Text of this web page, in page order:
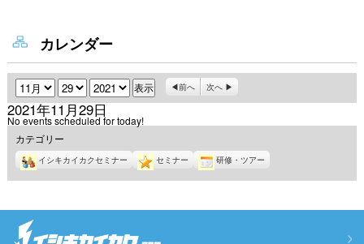
カレンダー
月 日 年 前へ 次へ
2021年11月29日
No events scheduled for today!
カテゴリー
イシキカイカクセミナー セミナー 研修・ツアー